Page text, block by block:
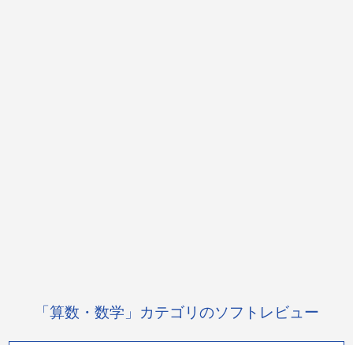
「算数・数学」カテゴリのソフトレビュー